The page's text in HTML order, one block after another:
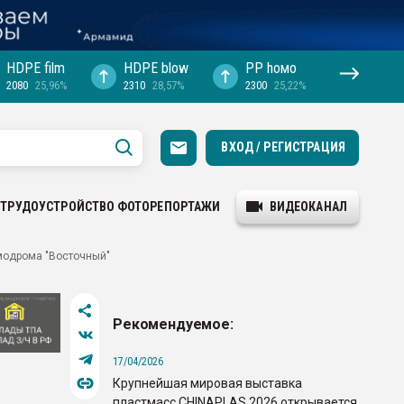
HDPE film
2080 25,96%
HDPE blow
2310 28,57%
PP hомо
2300 25,22%
ВХОД / РЕГИСТРАЦИЯ
ТРУДОУСТРОЙСТВО ФОТОРЕПОРТАЖИ ВИДЕОКАНАЛ
"Восточный"
Рекомендуемое:
17/04/2026
Крупнейшая мировая выставка